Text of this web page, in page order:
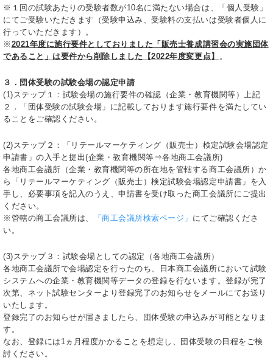
※１回の試験あたりの受験者数が10名に満たない場合は、「個人受験」
にてご受験いただきます（受験申込み、受験料の支払いは受験者個人に
行っていただきます）。
※ 2021年度に施行要件としておりました「販売士養成講習会の実施団体
であること」は要件から削除しました【2022年度変更点】 。
３．団体受験の試験会場の認定申請
(1)ステップ１：試験会場の施行要件の確認（企業・教育機関等）上記
２．「団体受験の試験会場」に記載しております施行要件を満たしてい
ることをご確認ください。
(2)ステップ２：「リテールマーケティング（販売士）検定試験会場認定
申請書」の入手と提出(企業・教育機関等⇒各地商工会議所)
各地商工会議所（企業・教育機関等の所在地を管轄する商工会議所）か
ら「リテールマーケティング（販売士）検定試験会場認定申請書」を入
手し、必要事項を記入のうえ、申請書を受け取った商工会議所にご提出
ください。
※管轄の商工会議所は、
「商工会議所検索ページ」 にてご確認くださ
い。
(3)ステップ３：試験会場としての認定（各地商工会議所）
各地商工会議所で会場認定を行ったのち、日本商工会議所において試験
システムへの企業・教育機関等データの登録を行ないます。登録が完了
次第、ネット試験センターより登録完了のお知らせをメールにてお送り
いたします。
登録完了のお知らせが届きましたら、団体受験の申込みが可能となりま
す。
なお、登録には1ヵ月程度かかることを想定し、団体受験の日程をご検
討ください。